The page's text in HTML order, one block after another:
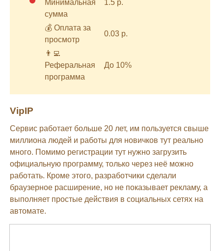
Минимальная
сумма
1.5 р.
💰 Оплата за
просмотр
0.03 р.
👨‍💻
Реферальная
программа
До 10%
VipIP
Сервис работает больше 20 лет, им пользуется свыше
миллиона людей и работы для новичков тут реально
много. Помимо регистрации тут нужно загрузить
официальную программу, только через неё можно
работать. Кроме этого, разработчики сделали
браузерное расширение, но не показывает рекламу, а
выполняет простые действия в социальных сетях на
автомате.